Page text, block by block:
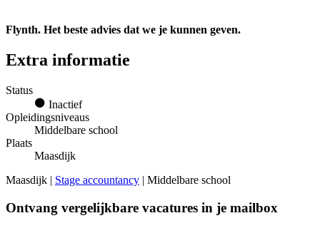
Flynth. Het beste advies dat we je kunnen geven.
Extra informatie
Status
Inactief
Opleidingsniveaus
Middelbare school
Plaats
Maasdijk
Maasdijk | Stage accountancy | Middelbare school
Ontvang vergelijkbare vacatures in je mailbox